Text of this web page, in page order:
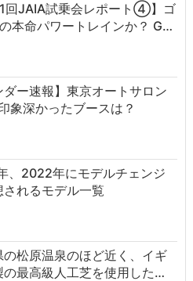
回JAIA試乗会レポート④】ゴ
本命パワートレインか？ G…
ダー速報】東京オートサロン
象深かったブースは？
、2022年にモデルチェンジ
されるモデル一覧
の松原温泉のほど近く、イギ
の最高級人工芝を使用した…